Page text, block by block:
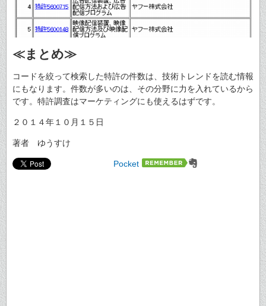
≪まとめ≫
コードを絞って検索した特許の件数は、技術トレンドを読む情報
にもなります。件数が多いのは、その分野に力を入れているから
です。特許調査はマーケティングにも使えるはずです。
２０１４年１０月１５日
著者 ゆうすけ
Pocket